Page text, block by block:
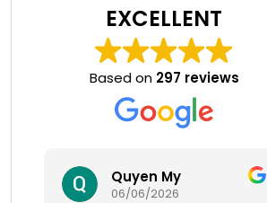
EXCELLENT
Based on 297 reviews
Quyen My
06/06/2026